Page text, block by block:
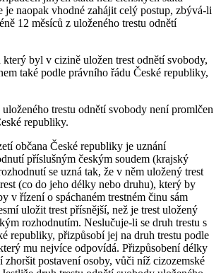
je naopak vhodné zahájit celý postup, zbývá-li
12 měsíců z uloženého trestu odnětí
který byl v cizině uložen trest odnětí svobody,
také podle právního řádu České republiky,
trestu odnětí svobody není promlčen
republiky.
občana České republiky je uznání
příslušným českým soudem (krajský
se uzná tak, že v něm uložený trest
(co do jeho délky nebo druhu), který by
v řízení o spáchaném trestném činu sám
uložit trest přísnější, než je trest uložený
rozhodnutím. Neslučuje-li se druh trestu s
republiky, přizpůsobí jej na druh trestu podle
mu nejvíce odpovídá. Přizpůsobení délky
zhoršit postavení osoby, vůči níž cizozemské